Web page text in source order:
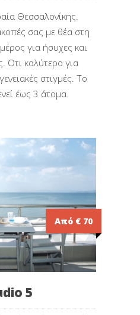
Θεσσαλονίκης.
σας με θέα στη
για ήσυχες και
Ότι καλύτερο για
στιγμές. Το
έως 3 άτομα.
Από € 70
5